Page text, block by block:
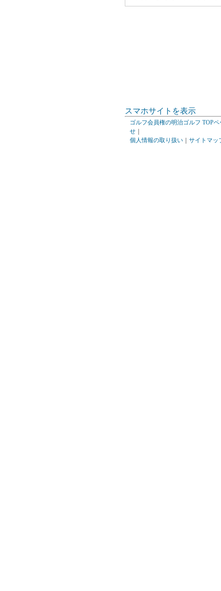
スマホサイトを表示
ゴルフ会員権の明治ゴルフ TOPペ
せ
個人情報の取り扱い
サイトマッ